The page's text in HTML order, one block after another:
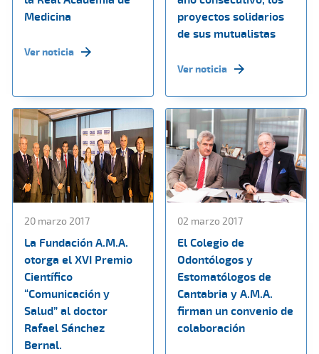
Medicina
Ver noticia
proyectos solidarios
de sus mutualistas
Ver noticia
20 marzo 2017
La Fundación A.M.A.
otorga el XVI Premio
Científico
“Comunicación y
Salud” al doctor
Rafael Sánchez
Bernal.
02 marzo 2017
El Colegio de
Odontólogos y
Estomatólogos de
Cantabria y A.M.A.
firman un convenio de
colaboración